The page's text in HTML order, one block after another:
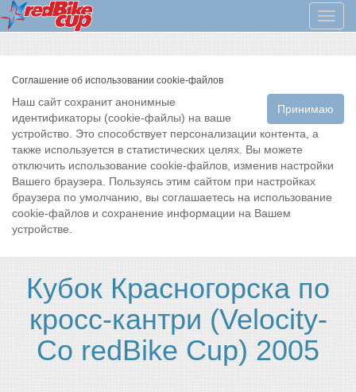
Меню
Соглашение об использовании cookie-файлов
Принимаю
Наш сайт сохранит анонимные
идентификаторы (cookie-файлы) на ваше
устройство. Это способствует персонализации контента, а
также используется в статистических целях. Вы можете
отключить использование cookie-файлов, изменив настройки
Вашего браузера. Пользуясь этим сайтом при настройках
браузера по умолчанию, вы соглашаетесь на использование
cookie-файлов и сохранение информации на Вашем
устройстве.
Кубок Красногорска по
кросс-кантри (Velocity-
Co redBike Cup) 2005